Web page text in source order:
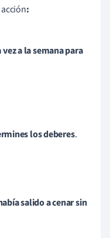
:
vez a la semana para
los deberes.
salido a cenar sin